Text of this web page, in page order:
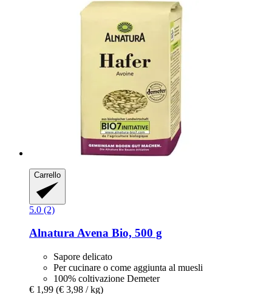
Carrello
5.0 (2)
AlnaturaAvena Bio, 500 g
Sapore delicato
Per cucinare o come aggiunta al muesli
100% coltivazione Demeter
€ 1,99 (€ 3,98 / kg)